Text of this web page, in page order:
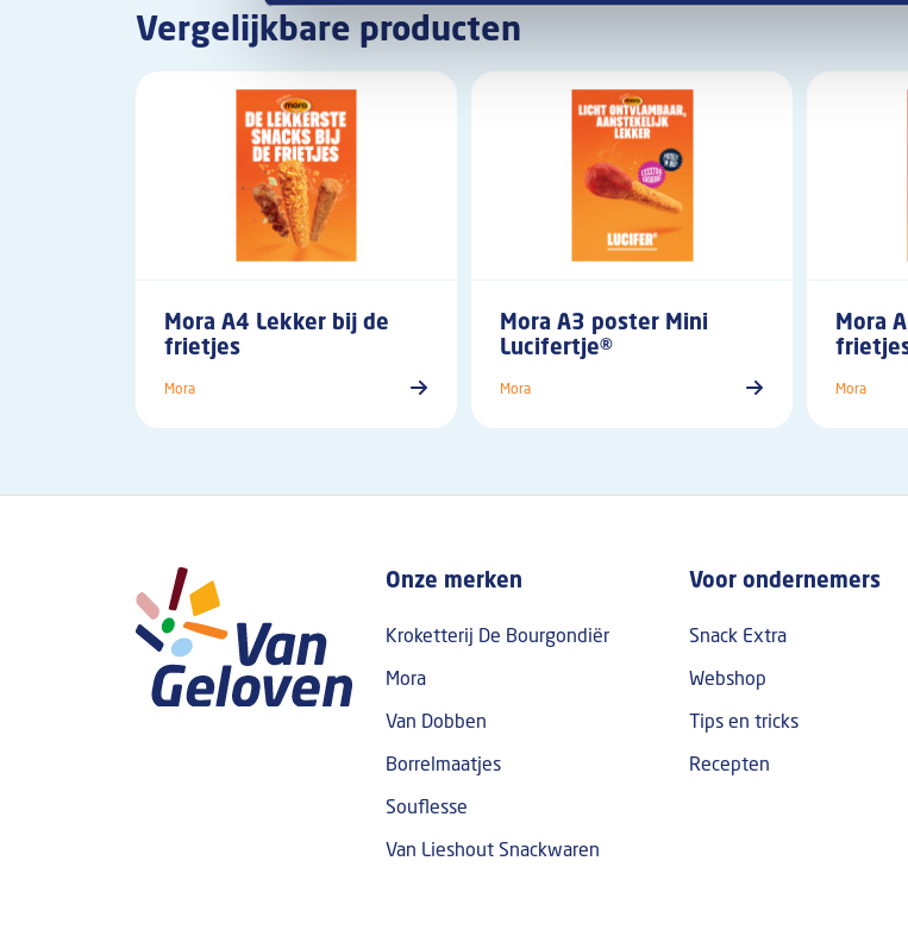
Vergelijkbare producten
Mora A4 Lekker bij de
frietjes
Mora
Mora A3 poster Mini
Lucifertje®
Mora
Mora
Mora
Boven footer
Onze merken
Kroketterij De Bourgondiër
Mora
Van Dobben
Borrelmaatjes
Souflesse
Van Lieshout Snackwaren
Voor ondernemers
Snack Extra
Webshop
Tips en tricks
Recepten